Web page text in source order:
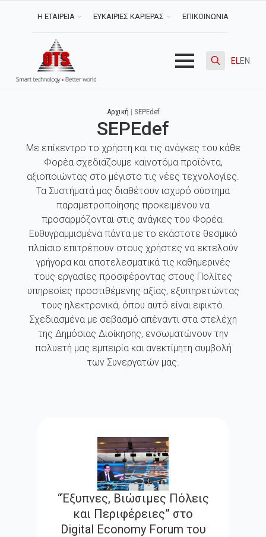
Η ΕΤΑΙΡΕΙΑ ΕΥΚΑΙΡΙΕΣ ΚΑΡΙΕΡΑΣ ΕΠΙΚΟΙΝΩΝΙΑ
ELEN
Αρχική | SEPEdef
SEPEdef
Με επίκεντρο το χρήστη και τις ανάγκες του κάθε
Φορέα σχεδιάζουμε καινοτόμα προϊόντα,
αξιοποιώντας στο μέγιστο τις νέες τεχνολογίες.
Τα Συστήματά μας διαθέτουν ισχυρό σύστημα
παραμετροποίησης προκειμένου να
προσαρμόζονται στις ανάγκες του Φορέα.
Ευθυγραμμισμένα πάντα με το εκάστοτε θεσμικό
πλαίσιο επιτρέπουν στους χρήστες να εκτελούν
γρήγορα και αποτελεσματικά τις καθημερινές
τους εργασίες προσφέροντας στους Πολίτες
υπηρεσίες προστιθέμενης αξίας, εξυπηρετώντας
τους ηλεκτρονικά, όπου αυτό είναι εφικτό.
Σχεδιασμένα με σεβασμό απέναντι στα στελέχη
της Δημόσιας Διοίκησης, ενσωματώνουν την
πολυετή μας εμπειρία και ανεκτίμητη συμβολή
των Συνεργατών μας.
“Έξυπνες, Βιώσιμες Πόλεις
και Περιφέρειες” στο
Digital Economy Forum του